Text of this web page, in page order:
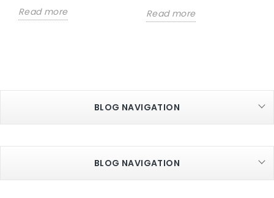
Read more
Read more
BLOG NAVIGATION
BLOG NAVIGATION